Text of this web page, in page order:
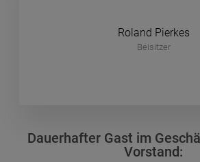
Roland Pierkes
Beisitzer
Dauerhafter Gast im
Vorstand: